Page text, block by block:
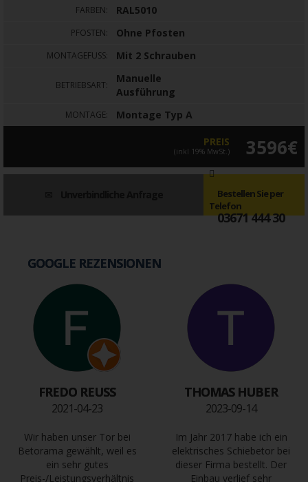
FARBEN: RAL5010
PFOSTEN: Ohne Pfosten
MONTAGEFUSS: Mit 2 Schrauben
BETRIEBSART:
Manuelle
Ausführung
MONTAGE: Montage Typ A
PREIS
(inkl 19% MwSt.) 3596€
Bestellen Sie per
Telefon
03671 444 30
GOOGLE REZENSIONEN
FREDO REUSS
2021-04-23
Wir haben unser Tor bei
Betorama gewählt, weil es
ein sehr gutes
Preis-/Leistungsverhältnis
THOMAS HUBER
2023-09-14
Im Jahr 2017 habe ich ein
elektrisches Schiebetor bei
dieser Firma bestellt. Der
Einbau verlief sehr